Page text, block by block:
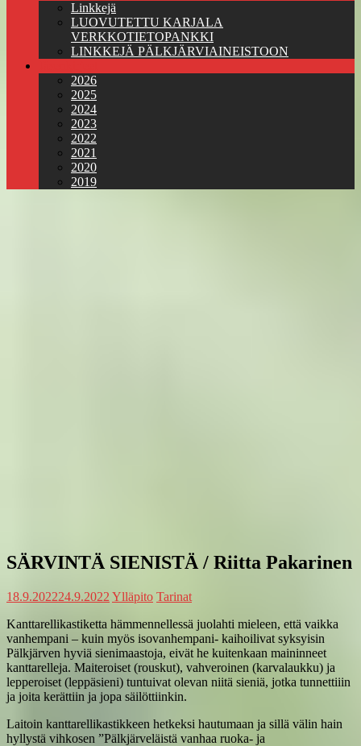
Linkkejä
LUOVUTETTU KARJALA
VERKKOTIETOPANKKI
LINKKEJÄ PÄLKJÄRVIAINEISTOON
2026
2025
2024
2023
2022
2021
2020
2019
SÄRVINTÄ SIENISTÄ / Riitta Pakarinen
18.9.202224.9.2022 Ylläpito Tarinat
Kanttarellikastiketta hämmennellessä juolahti mieleen, että vaikka
vanhempani – kuin myös isovanhempani- kaihoilivat syksyisin
Pälkjärven hyviä sienimaastoja, eivät he kuitenkaan maininneet
kanttarelleja. Maiteroiset (rouskut), vahveroinen (karvalaukku) ja
lepperoiset (leppäsieni) tuntuivat olevan niitä sieniä, jotka tunnettiiin
ja joita kerättiin ja jopa säilöttiinkin.
Laitoin kanttarellikastikkeen hetkeksi hautumaan ja sillä välin hain
hyllystä vihkosen ”Pälkjärveläistä vanhaa ruoka- ja